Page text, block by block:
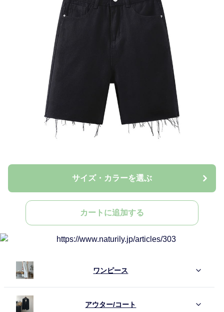
サイズ・カラーを選ぶ
カートに追加する
ワンピース
アウター/コート